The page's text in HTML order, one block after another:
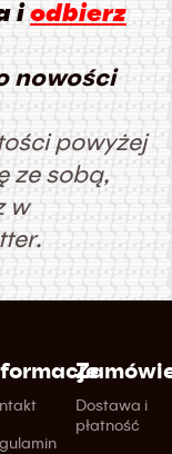
iodbierz
nowości
powyżej
ze sobą,
w
Dostawa i
płatność